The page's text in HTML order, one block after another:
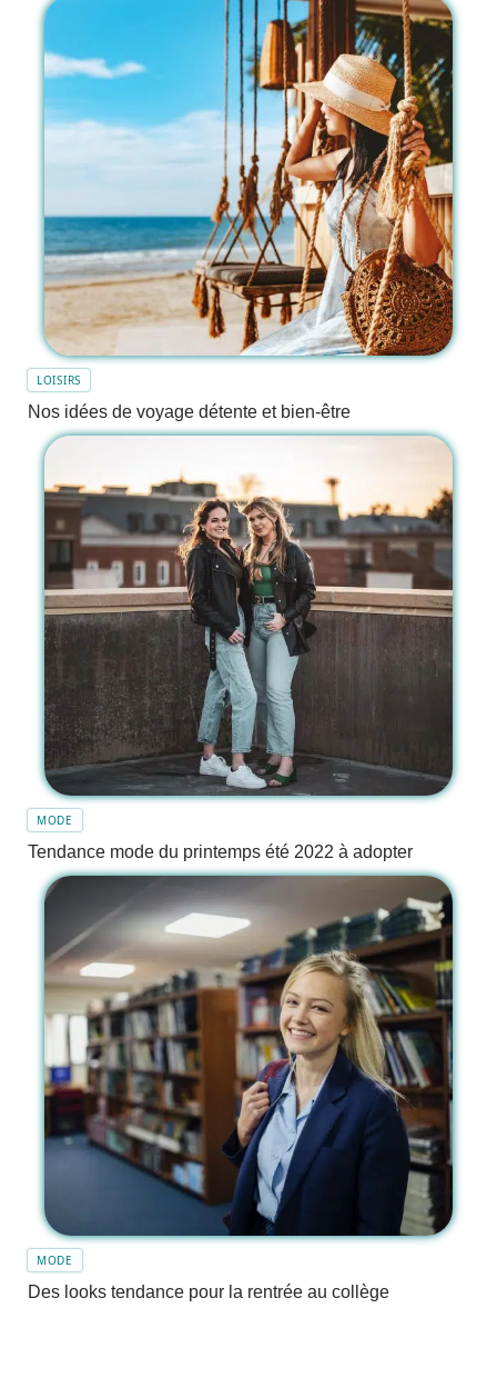
LOISIRS
Nos idées de voyage détente et bien-être
MODE
Tendance mode du printemps été 2022 à adopter
MODE
Des looks tendance pour la rentrée au collège